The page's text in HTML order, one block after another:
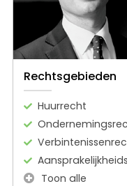
Rechtsgebieden
Huurrecht
Toon alle